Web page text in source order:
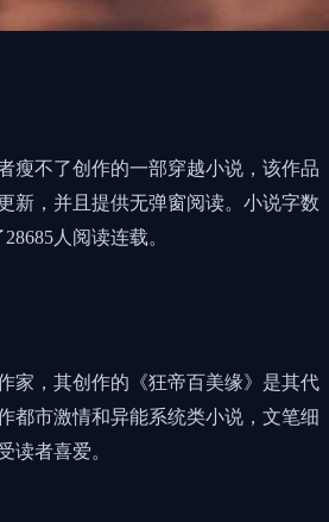
瘦不了创作的一部穿越小说，该作品
新，并且提供无弹窗阅读。小说字数
人阅读连载。
家，其创作的《狂帝百美缘》是其代
都市激情和异能系统类小说，文笔细
读者喜爱。